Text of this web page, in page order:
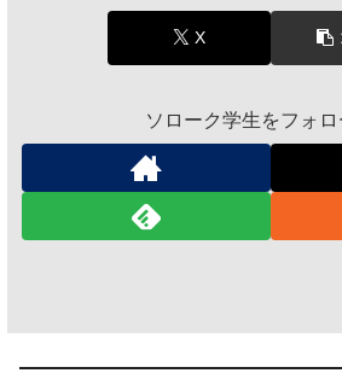
X
ソローク学生をフォロ